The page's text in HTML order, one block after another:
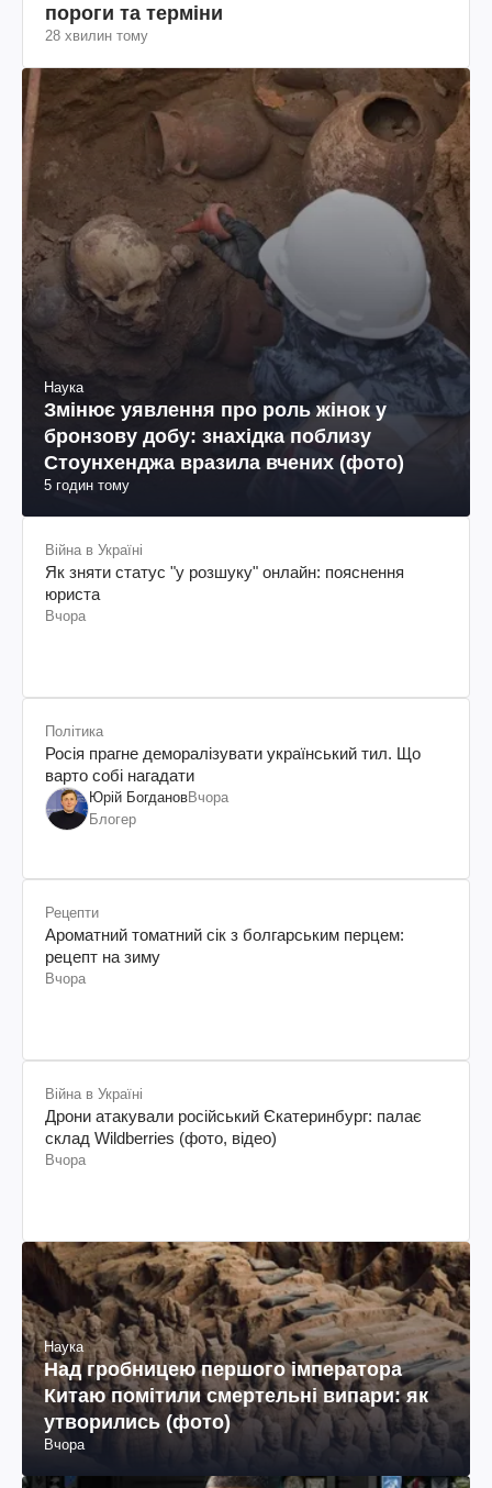
пороги та терміни
28 хвилин тому
Наука
Змінює уявлення про роль жінок у
бронзову добу: знахідка поблизу
Стоунхенджа вразила вчених (фото)
5 годин тому
Війна в Україні
Як зняти статус "у розшуку" онлайн: пояснення
юриста
Вчора
Політика
Росія прагне деморалізувати український тил. Що
варто собі нагадати
Юрій БогдановВчора
Блогер
Рецепти
Ароматний томатний сік з болгарським перцем:
рецепт на зиму
Вчора
Війна в Україні
Дрони атакували російський Єкатеринбург: палає
склад Wildberries (фото, відео)
Вчора
Наука
Над гробницею першого імператора
Китаю помітили смертельні випари: як
утворились (фото)
Вчора